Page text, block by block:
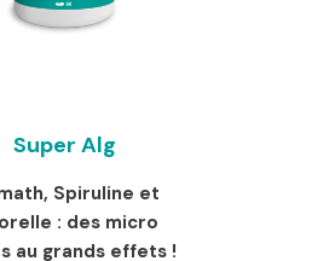
Super Alg
Spiruline et
: des micro
au grands effets !